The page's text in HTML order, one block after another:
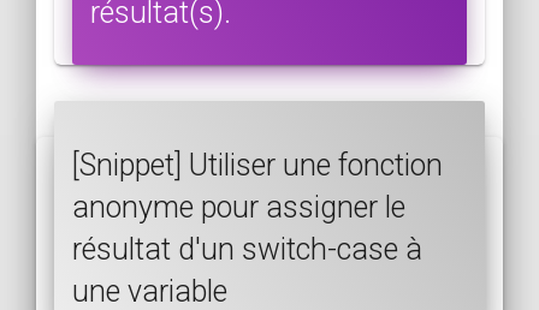
résultat(s).
[Snippet] Utiliser une fonction
anonyme pour assigner le
résultat d'un switch-case à
une variable